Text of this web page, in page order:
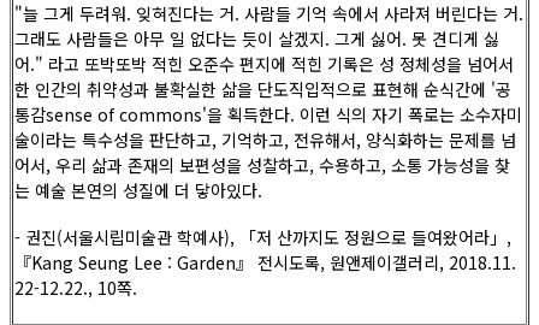
"늘 그게 두려워. 잊혀진다는 거. 사람들 기억 속에서 사라져 버린다는 거.
그래도 사람들은 아무 일 없다는 듯이 살겠지. 그게 싫어. 못 견디게 싫
어." 라고 또박또박 적힌 오준수 편지에 적힌 기록은 성 정체성을 넘어서
한 인간의 취약성과 불확실한 삶을 단도직입적으로 표현해 순식간에 '공
통감sense of commons'을 획득한다. 이런 식의 자기 폭로는 소수자미
술이라는 특수성을 판단하고, 기억하고, 전유해서, 양식화하는 문제를 넘
어서, 우리 삶과 존재의 보편성을 성찰하고, 수용하고, 소통 가능성을 찾
는 예술 본연의 성질에 더 닿아있다.
- 권진(서울시립미술관 학예사), 「저 산까지도 정원으로 들여왔어라」,
『Kang Seung Lee : Garden』 전시도록, 원앤제이갤러리, 2018.11.
22-12.22., 10쪽.